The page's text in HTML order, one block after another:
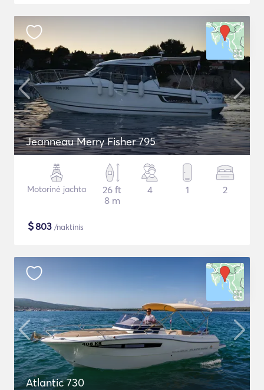
Jeanneau Merry Fisher 795
Motorinė jachta
26 ft
8 m
4 1 2
$803 /naktinis
Atlantic 730